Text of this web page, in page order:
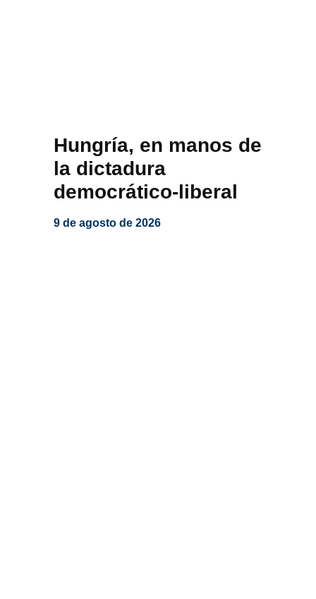
Hungría, en manos de
la dictadura
democrático-liberal
9 de agosto de 2026